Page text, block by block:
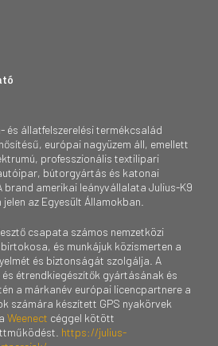
és állatfelszerelési termékcsalád
európai nagyüzem áll, emellett
professzionális textilipari
bútorgyártás és katonai
brand amerikai leányvállalata Julius-K9
az Egyesült Államokban.
csapata számos nemzetközi
és munkájuk közismerten a
és biztonságát szolgálja. A
étrendkiegészítők gyártásának és
a márkanév európai licencpartnere a
számára készített GPS nyakörvek
Weenect céggel kötött
https://julius-